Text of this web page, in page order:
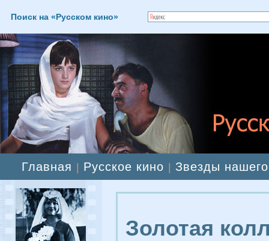
Поиск на «Русском кино»
Главная Русское кино Звезды
Золотая